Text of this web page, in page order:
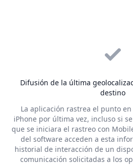
Difusión de la última
destino
La aplicación rastrea el punto
iPhone por última vez, incluso si
que se iniciara el rastreo con
del software acceden a esta
historial de interacción de un
comunicación solicitadas a los